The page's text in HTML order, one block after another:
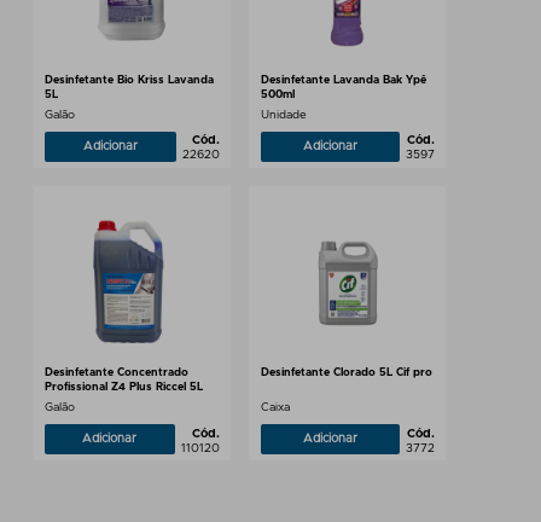
Desinfetante Bio Kriss Lavanda
5L
Galão
Adicionar
Cód.
22620
Desinfetante Lavanda Bak Ypê
500ml
Unidade
Adicionar
Cód.
3597
Desinfetante Concentrado
Profissional Z4 Plus Riccel 5L
Galão
Adicionar
Cód.
110120
Desinfetante Clorado 5L Cif pro
Caixa
Adicionar
Cód.
3772